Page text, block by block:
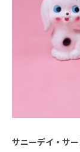
サニーデイ・サ